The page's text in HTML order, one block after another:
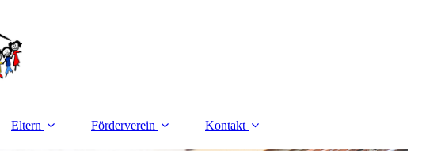
Eltern Förderverein Kontakt